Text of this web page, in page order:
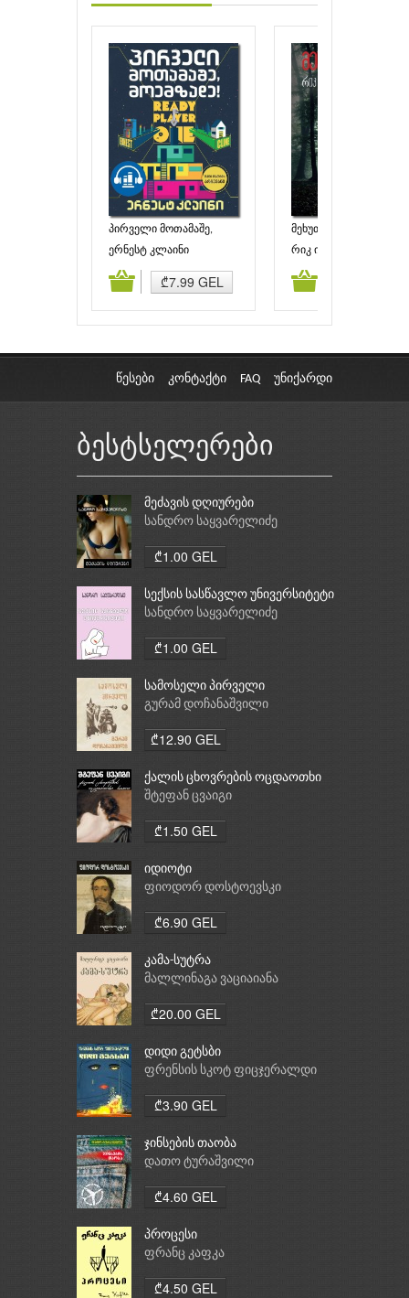
პირველი მოთამაშე,
მოემზადე!
ერნესტ კლაინი
₾7.99 GEL
მეხუთე ტალღა
რიკ იანსი
კალათაში დამატება კალათაში
წესები კონტაქტი FAQ უნიქარდი
ბესტსელერები
მეძავის დღიურები
სანდრო საყვარელიძე
₾1.00 GEL
სექსის სასწავლო უნივერსიტეტი
სანდრო საყვარელიძე
₾1.00 GEL
სამოსელი პირველი
გურამ დოჩანაშვილი
₾12.90 GEL
ქალის ცხოვრების ოცდაოთხი
საათი
შტეფან ცვაიგი
₾1.50 GEL
იდიოტი
ფიოდორ დოსტოევსკი
₾6.90 GEL
კამა-სუტრა
მალლინაგა ვაციაიანა
₾20.00 GEL
დიდი გეტსბი
ფრენსის სკოტ ფიცჯერალდი
₾3.90 GEL
ჯინსების თაობა
დათო ტურაშვილი
₾4.60 GEL
პროცესი
ფრანც კაფკა
₾4.50 GEL